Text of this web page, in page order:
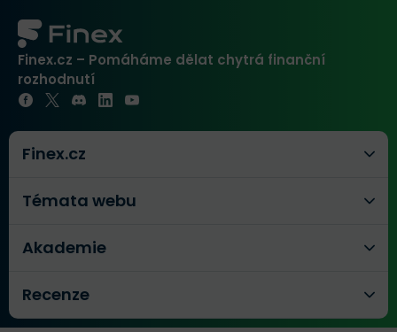
Finex.cz – Pomáháme dělat chytrá finanční
rozhodnutí
Finex.cz
Témata webu
Akademie
Recenze